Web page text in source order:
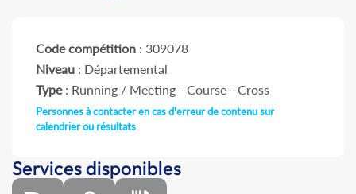
Code compétition : 309078
Niveau : Départemental
Type: Running / Meeting - Course - Cross
Personnes à contacter en cas d'erreur de contenu sur
calendrier ou résultats
Services disponibles